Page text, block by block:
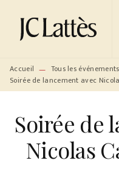
MENU RECHERCHE
PIED DE PAGE
Accueil — Tous les événements
Soirée de lancement avec
Soirée de
Nicolas